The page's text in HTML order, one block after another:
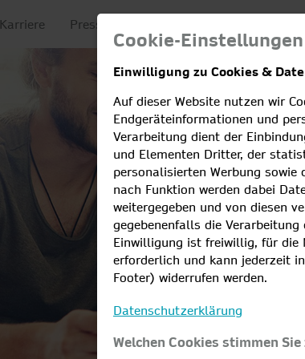
Karriere Presse
zum
Cookie-Einstellungen
Einwilligung zu Cookies &
Auf dieser Website nutzen wir
Endgeräteinformationen und
Verarbeitung dient der
und Elementen Dritter, der
personalisierten Werbung sowie
nach Funktion werden dabei
weitergegeben und von diesen
gegebenenfalls die
Einwilligung ist freiwillig, für die
erforderlich und kann jederzeit
Footer) widerrufen werden.
Datenschutzerklärung
Welchen Cookies stimmen Sie